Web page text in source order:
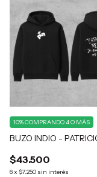
BUZO INDIO -
$43.500
6x $7.250 sin interés
10%COMPRANDO 4 O MÁS